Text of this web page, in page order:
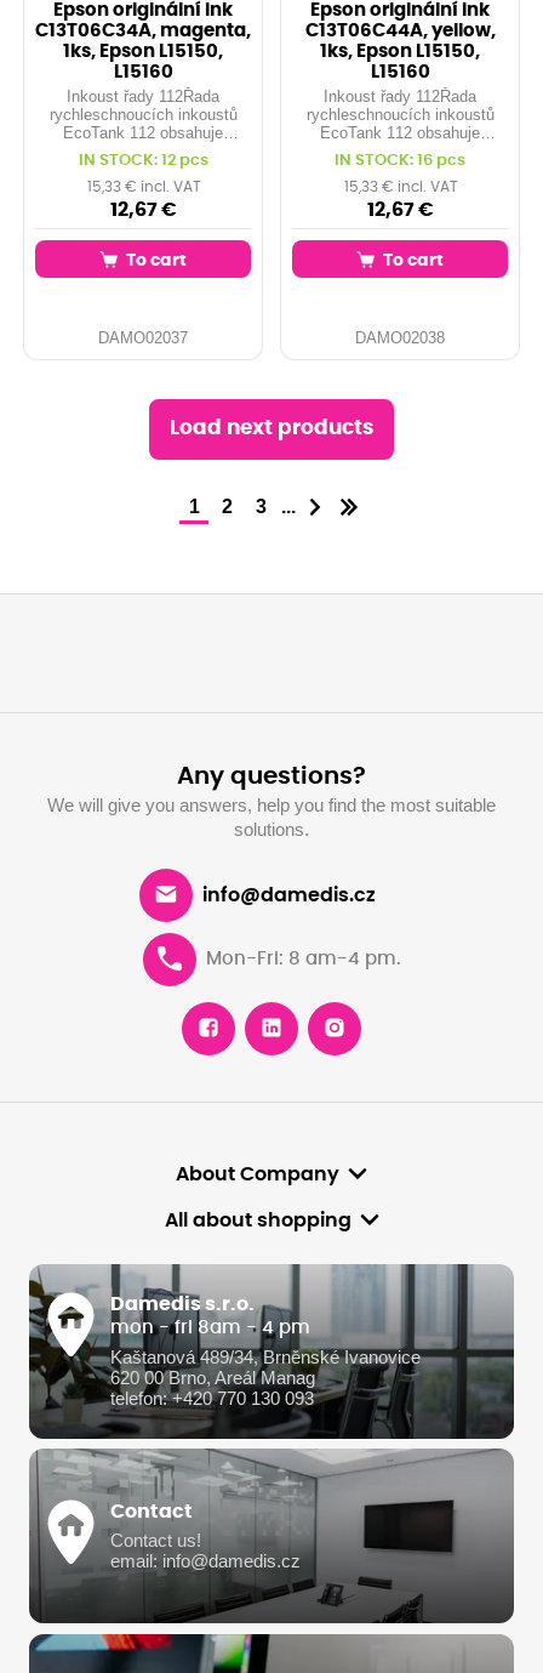
Epson originální ink
C13T06C34A, magenta,
1ks, Epson L15150,
L15160
Inkoust řady 112Řada
rychleschnoucích inkoustů
EcoTank 112 obsahuje
pigmentové inkousty pro
výtisky odolné vůči rozmazání
a zvýrazňovačům. Tento
spolehlivý a vysoce kvalitní
inkoust vám zaručí...
IN STOCK: 12 pcs
15,33 € incl. VAT
12,67 €
To cart
DAMO02037
Epson originální ink
C13T06C44A, yellow,
1ks, Epson L15150,
L15160
Inkoust řady 112Řada
rychleschnoucích inkoustů
EcoTank 112 obsahuje
pigmentové inkousty pro
výtisky odolné vůči rozmazání
a zvýrazňovačům. Tento
spolehlivý a vysoce kvalitní
inkoust vám zaručí...
IN STOCK: 16 pcs
15,33 € incl. VAT
12,67 €
To cart
DAMO02038
Load next products
1 2 3 ...
Any questions?
We will give you answers, help you find the most suitable
solutions.
info@damedis.cz
Mon-Fri: 8 am-4 pm.
About Company
All about shopping
Damedis s.r.o.
mon - fri 8am - 4 pm
Kaštanová 489/34, Brněnské Ivanovice
620 00 Brno, Areál Manag
telefon: +420 770 130 093
Contact
Contact us!
email: info@damedis.cz